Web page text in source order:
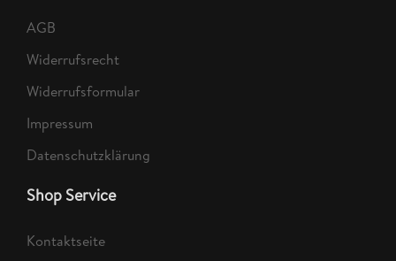
AGB
Widerrufsrecht
Widerrufsformular
Impressum
Datenschutzklärung
Shop Service
Kontaktseite